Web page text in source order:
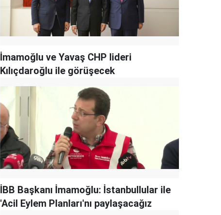
İmamoğlu ve Yavaş CHP lideri
Kılıçdaroğlu ile görüşecek
İBB Başkanı İmamoğlu: İstanbullular ile
'Acil Eylem Planları'nı paylaşacağız